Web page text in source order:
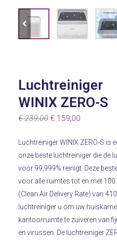
Luchtreiniger
WINIX ZERO-S
€239,00Oorspronkelijke
was:
€ 159,00
is:
€ 159,00.
Luchtreiniger WINIX ZERO-S is
onze beste luchtreiniger die de
voor 99,999% reinigt. Deze
voor alle ruimtes tot en met 100
(Clean Air Delivery Rate) van
luchtreiniger u om uw
kantoorruimte te zuiveren van
en virussen. De luchtreiniger